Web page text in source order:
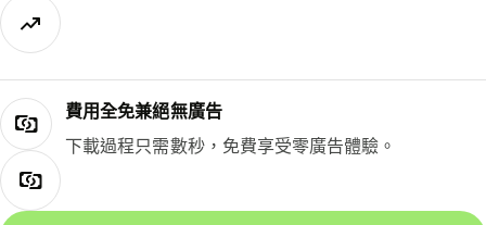
費用全免兼絕無廣告
下載過程只需數秒，免費享受零廣告體驗。